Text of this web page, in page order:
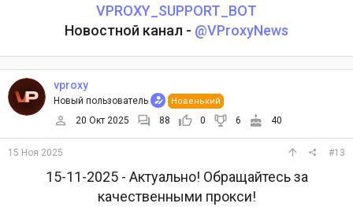
VPROXY_SUPPORT_BOT
Новостной канал - @VProxyNews
vproxy
Новый пользователь Новенький
20 Окт 2025 88 0 6 40
15 Ноя 2025 #13
15-11-2025 - Актуально! Обращайтесь за
качественными прокси!